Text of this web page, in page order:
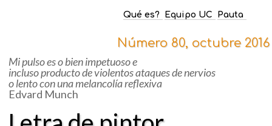
Qué es? Equipo UC Pauta
Número 80, octubre 2016
Mi pulso es o bien impetuoso e
incluso producto de violentos ataques de nervios
o lento con una melancolía reflexiva
Edvard Munch